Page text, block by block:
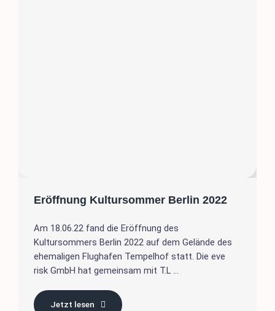
Eröffnung Kultursommer Berlin 2022
Am 18.06.22 fand die Eröffnung des
Kultursommers Berlin 2022 auf dem Gelände des
ehemaligen Flughafen Tempelhof statt. Die eve
risk GmbH hat gemeinsam mit T.L ...
Jetzt lesen